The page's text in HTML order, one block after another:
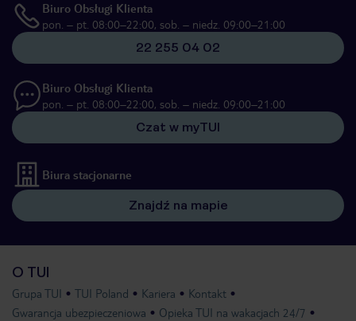
Biuro Obsługi Klienta
pon. – pt. 08:00–22:00, sob. – niedz. 09:00–21:00
22 255 04 02
Biuro Obsługi Klienta
pon. – pt. 08:00–22:00, sob. – niedz. 09:00–21:00
Czat w myTUI
Biura stacjonarne
Znajdź na mapie
O TUI
Grupa TUI TUI Poland Kariera
Kontakt
Gwarancja ubezpieczeniowa
Opieka TUI na wakacjach 24/7